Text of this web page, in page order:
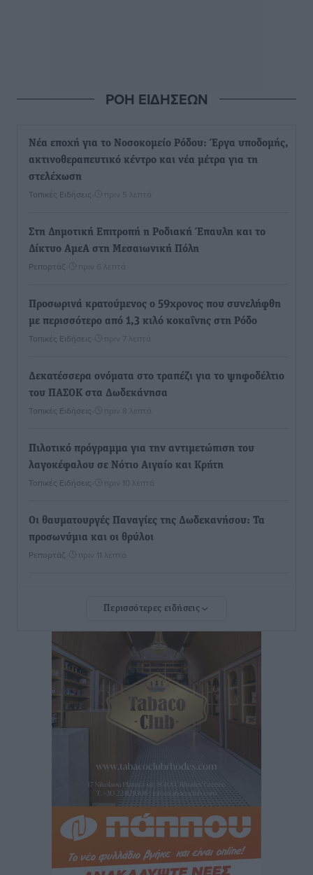
ΡΟΗ ΕΙΔΗΣΕΩΝ
Νέα εποχή για το Νοσοκομείο Ρόδου: Έργα υποδομής,
ακτινοθεραπευτικό κέντρο και νέα μέτρα για τη
στελέχωση
Τοπικές Ειδήσεις πριν 5 λεπτά
Στη Δημοτική Επιτροπή η Ροδιακή Έπαυλη και το
Δίκτυο ΑμεΑ στη Μεσαιωνική Πόλη
Ρεπορτάζ πριν 6 λεπτά
Προσωρινά κρατούμενος ο 59χρονος που συνελήφθη
με περισσότερο από 1,3 κιλό κοκαΐνης στη Ρόδο
Τοπικές Ειδήσεις πριν 7 λεπτά
Δεκατέσσερα ονόματα στο τραπέζι για το ψηφοδέλτιο
του ΠΑΣΟΚ στα Δωδεκάνησα
Τοπικές Ειδήσεις πριν 8 λεπτά
Πιλοτικό πρόγραμμα για την αντιμετώπιση του
λαγοκέφαλου σε Νότιο Αιγαίο και Κρήτη
Τοπικές Ειδήσεις πριν 10 λεπτά
Οι θαυματουργές Παναγίες της Δωδεκανήσου: Τα
προσωνύμια και οι θρύλοι
Ρεπορτάζ πριν 11 λεπτά
αναχωρούν από Πειραιά, Ραφήνα και Λαύριο
Τι αλλάζει το χωροταξικό στις τουριστικές επενδύσεις
Τοπικές Ειδήσεις πριν 14 ώρες
ΥΠΑΑΤ: 12,5 εκατ. ευρώ στις 13 Περιφέρειες για μέτρα
Ποιοι φοιτητές μπορούν να λάβουν ενίσχυση για
στέγη έως 2.500 ευρώ
Ειδήσεις• πριν 14 ώρες
«Γιατί οι Τούρκοι συρρέουν στα ελληνικά νησιά»:
Περισσότερες ειδήσεις